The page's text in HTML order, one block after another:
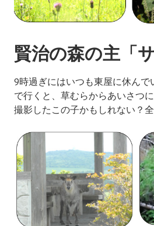
賢治の森の主「
9時過ぎにはいつも東屋に休んで
で行くと、草むらからあいさつに
撮影したこの子かもしれない？全